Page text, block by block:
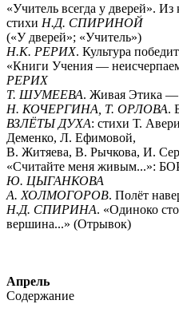
«Учитель всегда у дверей».
стихи Н.Д. СПИРИНОЙ
(«У дверей»; «Учитель»)
Н.К. РЕРИХ. Культура
«Книги Учения —
РЕРИХ
Т. ШУМЕЕВА. Живая Этика —
Н. КОЧЕРГИНА, Т. ОРЛОВА.
ВЗЛЁТЫ ДУХА: стихи Т.
Деменко, Л. Ефимовой,
В. Житяева, В. Рычкова, И.
«Считайте меня живым...»:
Ю. ЦЫГАНКОВА
А. ХОЛМОГОРОВ. Полёт
Н.Д. СПИРИНА. «Одиноко
вершина...» (Отрывок)
Апрель
Содержание